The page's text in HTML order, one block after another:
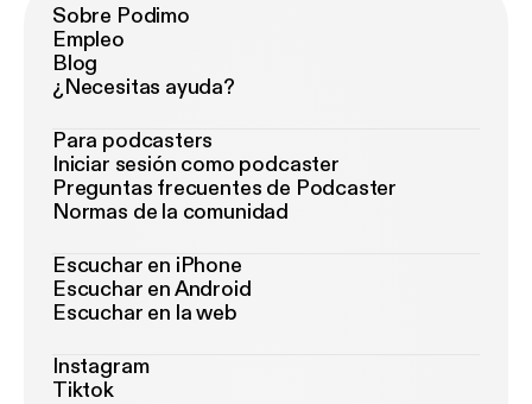
Sobre Podimo
Empleo
Blog
¿Necesitas ayuda?
Para podcasters
Iniciar sesión como podcaster
Preguntas frecuentes de Podcaster
Normas de la comunidad
Escuchar en iPhone
Escuchar en Android
Escuchar en la web
Instagram
Tiktok